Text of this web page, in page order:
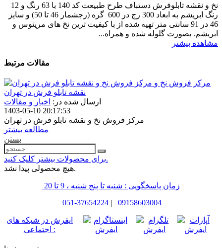
نخ و نقشه تابلوفرش دستباف طرح طبیعت کد 140 با 63 رنگ و 12
رنگ ابریشم به ابعاد 300 رج در 600 گره (رجشمار 46 تا 50) و سایز
46 در 91 سانتی متر تهیه شده از با کیفیت ترین نخ های مرینوس و
ابریشم. بصورت گلوله شده و همراه...
مشاهده بیشتر
مقالات مرتبط
مرکز فروش نخ و
نقشه تابلو فرش در تهران
ارسال شده در: اخبار و مقالات
1403-05-10 20:17:53
مرکز فروش نخ و نقشه تابلو فرش در تهران
مطالعه بیشتر
بستن
برای محصولات بیشتر کلیک کنید.
هیچ محصولی پیدا نشد.
زمان پاسخگویی : شنبه تا پنج شنبه ، 9 تا 20
051-37654224 | 09158603004
ایفرش در شبکه های
اجتماعی :